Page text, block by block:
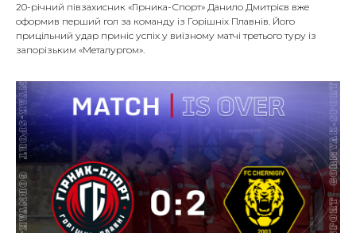
20-річний півзахисник «Гірника-Спорт» Данило Дмитрієв вже
оформив перший гол за команду із Горішніх Плавнів. Його
прицільний удар приніс успіх у виїзному матчі третього туру із
запорізьким «Металургом».